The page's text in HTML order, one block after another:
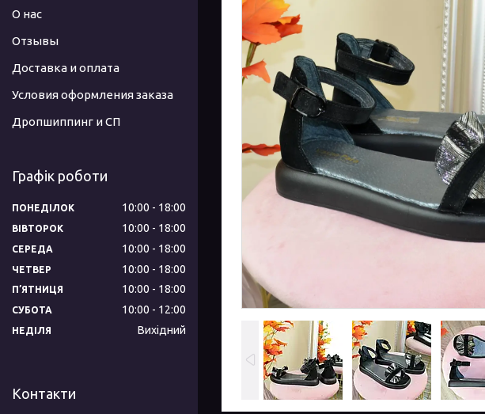
О нас
Отзывы
Доставка и оплата
Условия оформления заказа
Дропшиппинг и СП
Графік роботи
ПОНЕДІЛОК 10:00 18:00
ВІВТОРОК 10:00 18:00
СЕРЕДА 10:00 18:00
ЧЕТВЕР 10:00 18:00
ПʼЯТНИЦЯ 10:00 18:00
СУБОТА 10:00 12:00
НЕДІЛЯ Вихідний
Контакти